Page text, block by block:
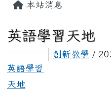
本站消息
英語學習天地
創新教學 /
英語學習
天地